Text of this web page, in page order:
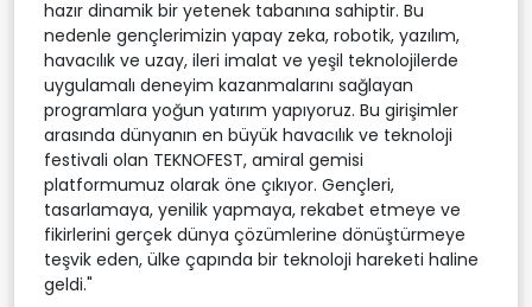
hazır dinamik bir yetenek tabanına sahiptir. Bu
nedenle gençlerimizin yapay zeka, robotik, yazılım,
havacılık ve uzay, ileri imalat ve yeşil teknolojilerde
uygulamalı deneyim kazanmalarını sağlayan
programlara yoğun yatırım yapıyoruz. Bu girişimler
arasında dünyanın en büyük havacılık ve teknoloji
festivali olan TEKNOFEST, amiral gemisi
platformumuz olarak öne çıkıyor. Gençleri,
tasarlamaya, yenilik yapmaya, rekabet etmeye ve
fikirlerini gerçek dünya çözümlerine dönüştürmeye
teşvik eden, ülke çapında bir teknoloji hareketi haline
geldi."